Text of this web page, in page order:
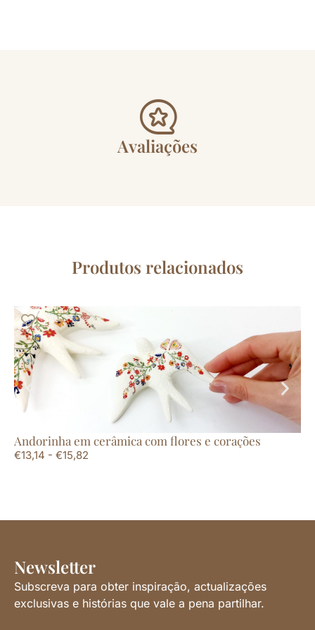
Avaliações
Produtos relacionados
Andorinha em cerâmica com flores e corações
€13,14 - €15,82
Newsletter
Subscreva para obter inspiração, actualizações
exclusivas e histórias que vale a pena partilhar.